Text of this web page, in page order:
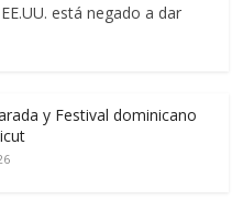
está negado a dar
y Festival dominicano